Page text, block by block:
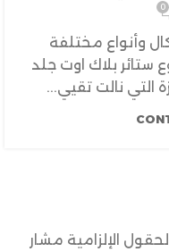
0
وأنواع مختلفة
ستائر بلاك اوت جلد
التي نالت تقيي...
الحقول الإلزامية مشار